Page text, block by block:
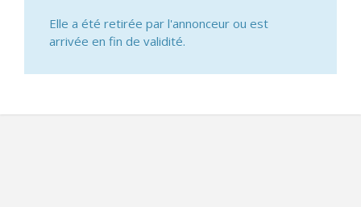
Elle a été retirée par l'annonceur ou est
arrivée en fin de validité.